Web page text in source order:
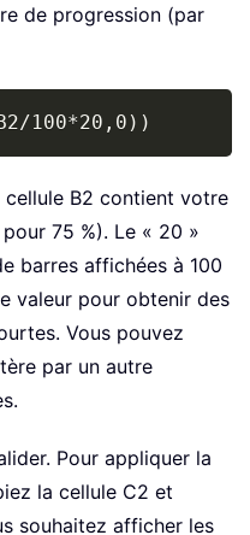
de progression (par
100*20,0))Copy
B2 contient votre
75 %). Le « 20 »
barres affichées à 100
valeur pour obtenir des
Vous pouvez
par un autre
Pour appliquer la
la cellule C2 et
souhaitez afficher les